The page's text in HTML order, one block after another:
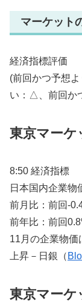
マーケット
経済指標評価
(前回かつ予想
い：△、前回か
東京マーケ
8:50 経済指標
日本国内企業物
前月比：前回-
前年比：前回
11月の企業物価
上昇－日銀（
東京マーケ